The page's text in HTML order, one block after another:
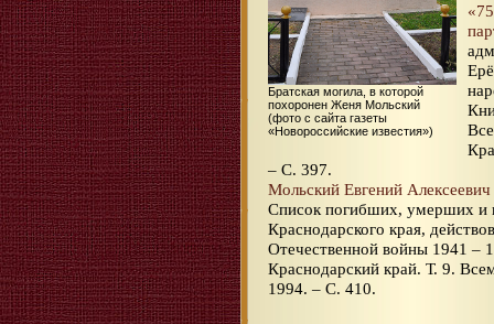
Братская могила, в которой
похоронен Женя Мольский
(фото с сайта газеты
«Новороссийские известия»)
– С. 397.
Мольский Евгений Алексеевич
Список погибших, умерших и
Краснодарского края,
Отечественной войны 1941 –
Краснодарский край. Т. 9.
1994. – С. 410.